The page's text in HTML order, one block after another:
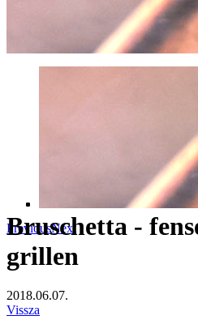
PreviousNext
Bruschetta -
grillen
2018.06.07.
Vissza